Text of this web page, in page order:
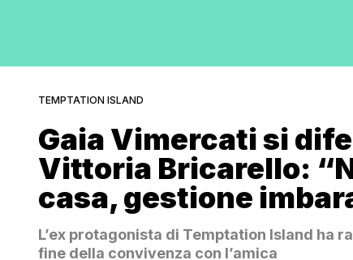
TEMPTATION ISLAND
Gaia Vimercati si
Vittoria Bricarello:
casa, gestione
L’ex protagonista di Temptation Island ha
fine della convivenza con l’amica